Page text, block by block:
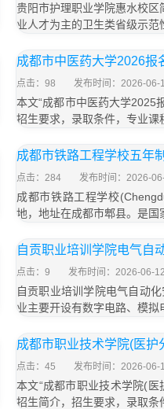
贵阳市护理职业学院惠水校
业人才为主的卫生类省级示
成都市中医药大学2026报
点击：98 发布时间：2026-06-
本文“成都市中医药大学2025
招生要求，录取条件，专业
成都市铁路工程学校五年
点击：284 发布时间：2026-
成都市铁路工程学校
地，地址在成都市郫县。是
自贡职业培训学院电气自
点击：9 发布时间：2026-06-12
自贡职业培训学院电气自动
业主要开设有数字电路、模
成都市职业技术学院(医护
点击：45 发布时间：2026-06-
本文“成都市职业技术学院(
招生简介，招生要求，录取